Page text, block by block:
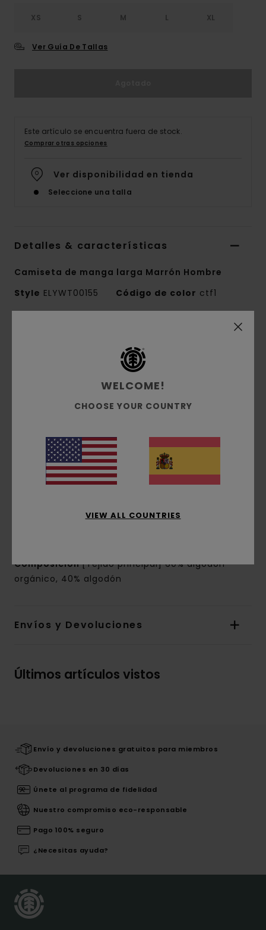
XS S M L XL
Ver Guía De Tallas
Este artículo se encuentra fuera de stock.
Comprar otras opciones
Ver disponibilidad en tienda
Seleccione una talla
Detalles & características
Camiseta de manga larga Marrón Hombre
Style ELYWT00155 Código de color ctf1
colección Mainline
tejido a cuadros teñidos en hilo de
60% algodón orgánico con 40% algodón regular
Mangas:Mangas largas
Cierre:cierre de botones
Bolsillos:bolsillos de parche con solapa en el
Otras características:puños abotonados
Composición[Tejido principal] 60% algodón
orgánico, 40% algodón
Envíos y Devoluciones
Últimos artículos vistos
Envío y devoluciones gratuitos para miembros
Devoluciones en 30 días
Únete al programa de fidelidad
Nuestro compromiso eco-responsable
Pago 100% seguro
¿Necesitas ayuda?
WELCOME!
CHOOSE YOUR COUNTRY
VIEW ALL COUNTRIES